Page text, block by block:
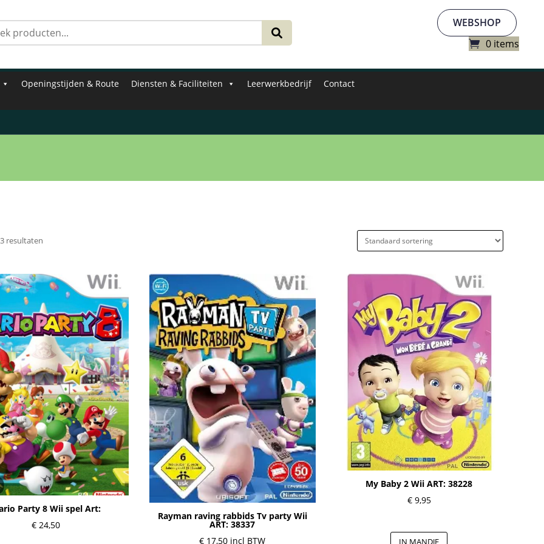
WEBSHOP
0 items
Openingstijden & Route Diensten & Faciliteiten Leerwerkbedrijf Contact
resultaten
Party 8 Wii spel Art:
€24,50
Rayman raving rabbids Tv party Wii
ART: 38337
€ 17,50 incl BTW
My Baby 2 Wii ART: 38228
€9,95
IN MANDJE